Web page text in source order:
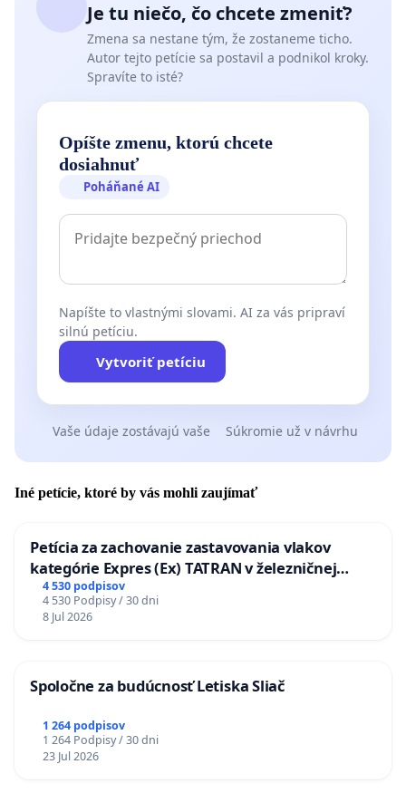
Je tu niečo, čo chcete zmeniť?
Zmena sa nestane tým, že zostaneme ticho.
Autor tejto petície sa postavil a podnikol kroky.
Spravíte to isté?
Opíšte zmenu, ktorú chcete
dosiahnuť
Poháňané AI
Napíšte to vlastnými slovami. AI za vás pripraví
silnú petíciu.
Vytvoriť petíciu
Vaše údaje zostávajú vaše Súkromie už v návrhu
Iné petície, ktoré by vás mohli zaujímať
Petícia za zachovanie zastavovania vlakov
kategórie Expres (Ex) TATRAN v železničnej
stanici Púchov
4 530 podpisov
4 530 Podpisy / 30 dni
8 Jul 2026
Spoločne za budúcnosť Letiska Sliač
1 264 podpisov
1 264 Podpisy / 30 dni
23 Jul 2026